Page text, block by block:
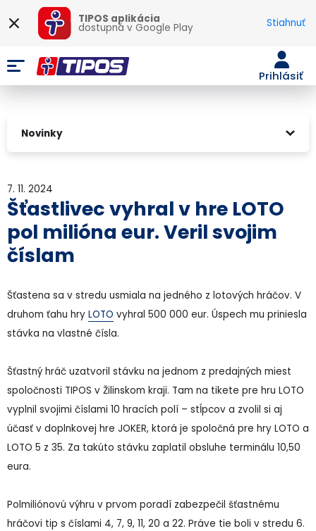
TIPOS aplikácia
dostupná vGoogle Play Stiahnuť
Prihlásiť
Novinky
7. 11. 2024
Šťastlivec vyhral v hre LOTO
pol milióna eur. Veril svojim
číslam
Šťastena sa v stredu usmiala na jedného z lotových hráčov. V
druhom ťahu hry LOTO vyhral 500 000 eur. Úspech mu priniesla
stávka na vlastné čísla.
Šťastný hráč uzatvoril stávku na jednom z predajných miest
spoločnosti TIPOS v Žilinskom kraji. Tam na tikete pre hru LOTO
vyplnil svojimi číslami 10 hracích polí – stĺpcov a zvolil si aj
účasť v doplnkovej hre JOKER, ktorá je spoločná pre hry LOTO a
LOTO 5 z 35. Za takúto stávku zaplatil obsluhe terminálu 10,50
eura.
Polmiliónovú výhru v prvom poradí zabezpečil šťastnému
hráčovi tip s číslami 4, 7, 9, 11, 20 a 22. Práve tie boli v stredu 6.